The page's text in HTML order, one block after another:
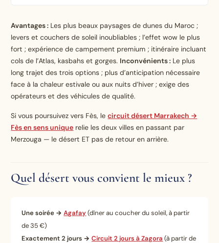
Avantages : Les plus beaux paysages de dunes du Maroc ;
levers et couchers de soleil inoubliables ; l’effet wow le plus
fort ; expérience de campement premium ; itinéraire incluant
cols de l’Atlas, kasbahs et gorges. Inconvénients : Le plus
long trajet des trois options ; plus d’anticipation nécessaire
face à la chaleur estivale ou aux nuits d’hiver ; exige des
opérateurs et des véhicules de qualité.
Si vous poursuivez vers Fès, lecircuit désert Marrakech →
Fèsen sens unique relie les deux villes en passant par
Merzouga — le désert ET pas de retour en arrière.
Quel désert vous convient le mieux ?
Une soirée → Agafay(dîner au coucher du soleil, à partir
de 35 €)
Exactement 2 jours → Circuit 2 jours à Zagora (à partir de